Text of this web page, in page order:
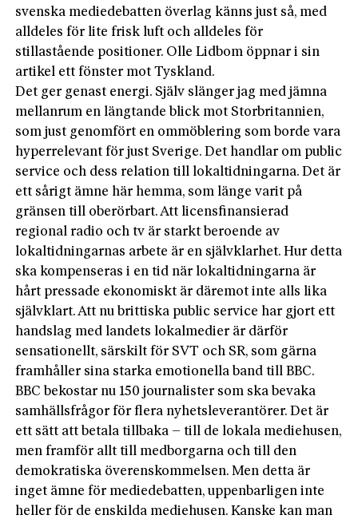
svenska mediedebatten överlag känns just så, med
alldeles för lite frisk luft och alldeles för
stillastående positioner. Olle Lidbom öppnar i sin
artikel ett fönster mot Tyskland.
Det ger genast energi. Själv slänger jag med jämna
mellanrum en längtande blick mot Storbritannien,
som just genomfört en ommöblering som borde vara
hyperrelevant för just Sverige. Det handlar om public
service och dess relation till lokaltidningarna. Det är
ett sårigt ämne här hemma, som länge varit på
gränsen till oberörbart. Att licensfinansierad
regional radio och tv är starkt beroende av
lokaltidningarnas arbete är en självklarhet. Hur detta
ska kompenseras i en tid när lokaltidningarna är
hårt pressade ekonomiskt är däremot inte alls lika
självklart. Att nu brittiska public service har gjort ett
handslag med landets lokalmedier är därför
sensationellt, särskilt för SVT och SR, som gärna
framhåller sina starka emotionella band till BBC.
BBC bekostar nu 150 journalister som ska bevaka
samhällsfrågor för flera nyhetsleverantörer. Det är
ett sätt att betala tillbaka – till de lokala mediehusen,
men framför allt till medborgarna och till den
demokratiska överenskommelsen. Men detta är
inget ämne för mediedebatten, uppenbarligen inte
heller för de enskilda mediehusen. Kanske kan man